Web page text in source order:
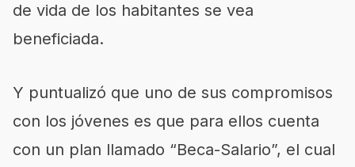
de vida de los habitantes se vea
beneficiada.
Y puntualizó que uno de sus compromisos
con los jóvenes es que para ellos cuenta
con un plan llamado “Beca-Salario”, el cual